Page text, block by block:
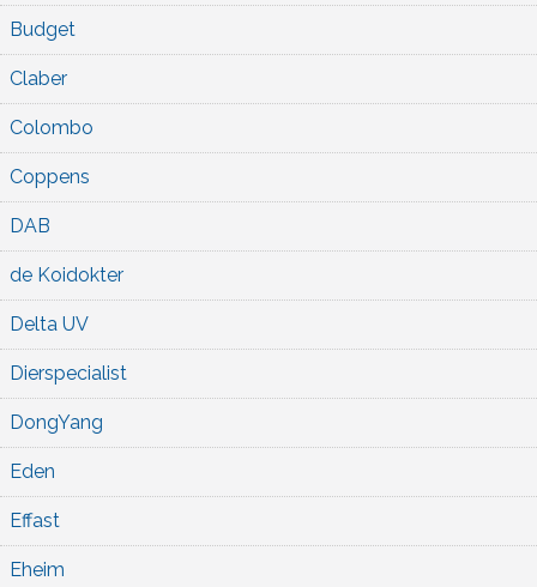
Budget
Claber
Colombo
Coppens
DAB
de Koidokter
Delta UV
Dierspecialist
DongYang
Eden
Effast
Eheim